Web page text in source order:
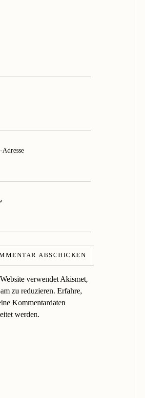
verwendet Akismet,
zu reduzieren. Erfahre,
Kommentardaten
werden.